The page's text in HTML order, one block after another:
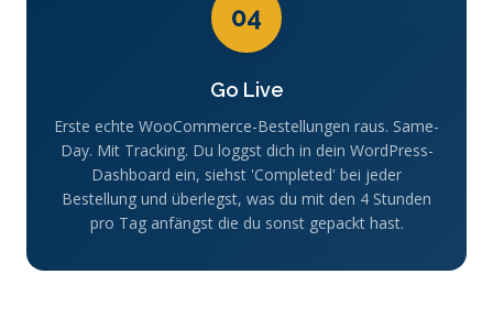
04
Go Live
Erste echte WooCommerce-Bestellungen raus. Same-
Day. Mit Tracking. Du loggst dich in dein WordPress-
Dashboard ein, siehst 'Completed' bei jeder
Bestellung und überlegst, was du mit den 4 Stunden
pro Tag anfängst die du sonst gepackt hast.